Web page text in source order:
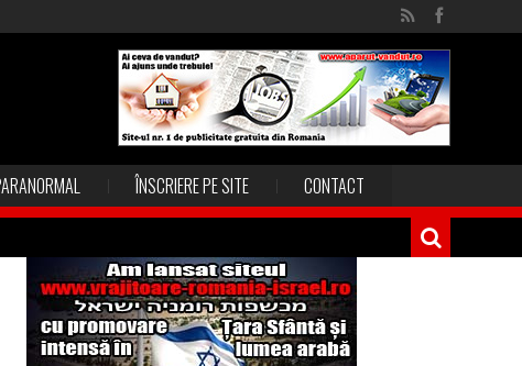
ÎNSCRIERE PE SITE CONTACT
Magia în Thailanda